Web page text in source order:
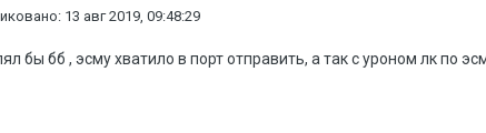
13 авг 2019, 09:48:29
бы бб , эсму хватило в порт отправить, а так с уроном лк по